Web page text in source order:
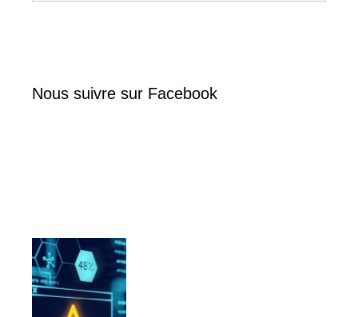
Nous suivre sur Facebook